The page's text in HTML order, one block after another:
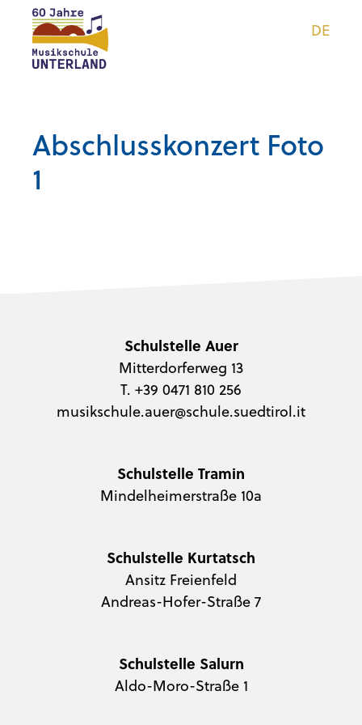
DE
Abschlusskonzert Foto
1
Schulstelle Auer
Mitterdorferweg 13
T. +39 0471 810 256
musikschule.auer@schule.suedtirol.it
Schulstelle Tramin
Mindelheimerstraße 10a
Schulstelle Kurtatsch
Ansitz Freienfeld
Andreas-Hofer-Straße 7
Schulstelle Salurn
Aldo-Moro-Straße 1